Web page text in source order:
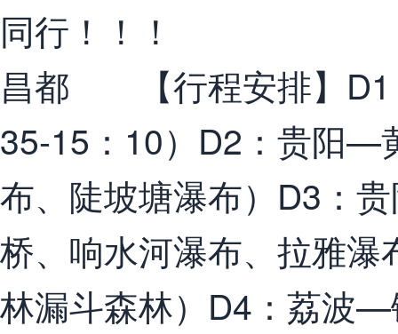
同行！！！
昌都 【行程安排】D1
35-15：10）D2：贵阳—
布、陡坡塘瀑布）D3：
桥、响水河瀑布、拉雅
林漏斗森林）D4：荔波